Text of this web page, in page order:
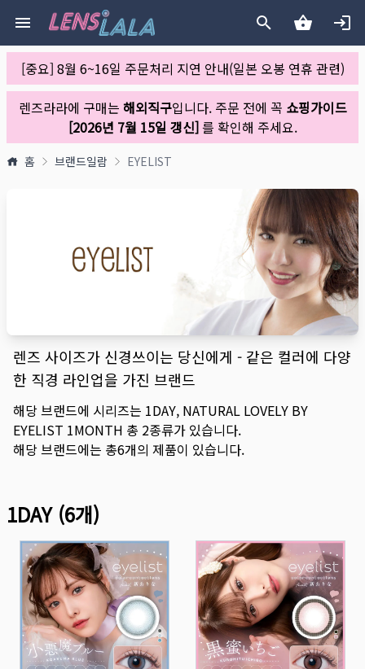
[중요] 8월 6~16일 주문처리 지연 안내(일본 오봉 연휴 관련)
렌즈라라에 구매는 해외직구입니다. 주문 전에 꼭 쇼핑가이드
[2026년 7월 15일 갱신]를 확인해 주세요.
홈 브랜드일람 EYELIST
렌즈 사이즈가 신경쓰이는 당신에게 - 같은 컬러에 다양
한 직경 라인업을 가진 브랜드
해당 브랜드에 시리즈는 1DAY, NATURAL LOVELY BY
EYELIST 1MONTH 총 2종류가 있습니다.
해당 브랜드에는 총6개의 제품이 있습니다.
1DAY(6개)